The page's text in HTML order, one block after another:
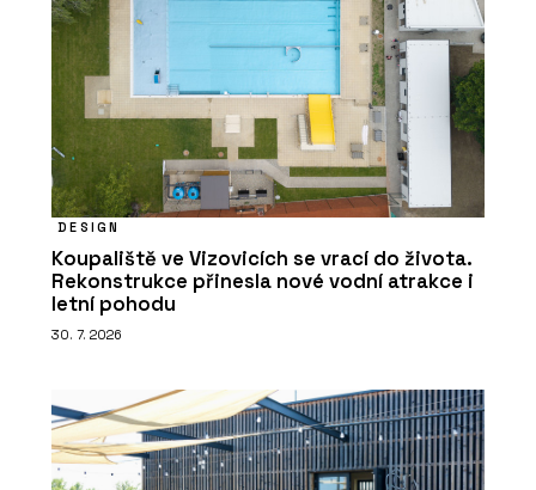
DESIGN
Koupaliště ve Vizovicích se vrací do života.
Rekonstrukce přinesla nové vodní atrakce i
letní pohodu
30. 7. 2026